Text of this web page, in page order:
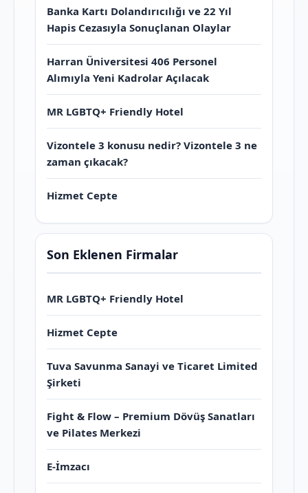
Banka Kartı Dolandırıcılığı ve 22 Yıl
Hapis Cezasıyla Sonuçlanan Olaylar
Harran Üniversitesi 406 Personel
Alımıyla Yeni Kadrolar Açılacak
MR LGBTQ+ Friendly Hotel
Vizontele 3 konusu nedir? Vizontele 3 ne
zaman çıkacak?
Hizmet Cepte
Son Eklenen Firmalar
MR LGBTQ+ Friendly Hotel
Hizmet Cepte
Tuva Savunma Sanayi ve Ticaret Limited
Şirketi
Fight & Flow – Premium Dövüş Sanatları
ve Pilates Merkezi
E-İmzacı